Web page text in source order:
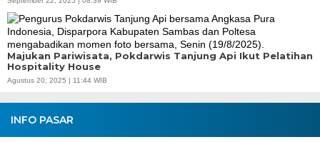
Majukan Pariwisata, Pokdarwis Tanjung Api Ikut Pelatihan
Hospitality House
Agustus 20, 2025 | 11:44 WIB
INFO PASAR